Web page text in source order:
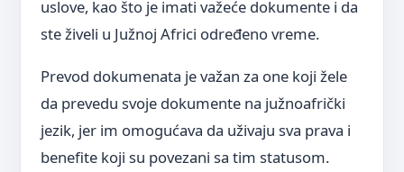
uslove, kao što je imati važeće dokumente i da
ste živeli u Južnoj Africi određeno vreme.
Prevod dokumenata je važan za one koji žele
da prevedu svoje dokumente na južnoafrički
jezik, jer im omogućava da uživaju sva prava i
benefite koji su povezani sa tim statusom.